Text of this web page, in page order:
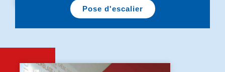
Pose d'escalier